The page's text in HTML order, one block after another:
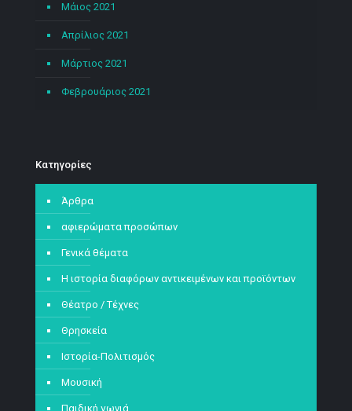
Μάιος 2021
Απρίλιος 2021
Μάρτιος 2021
Φεβρουάριος 2021
Kατηγορίες
Άρθρα
αφιερώματα προσώπων
Γενικά θέματα
Η ιστορία διαφόρων αντικειμένων και προϊόντων
Θέατρο / Τέχνες
Θρησκεία
Ιστορία-Πολιτισμός
Μουσική
Παιδική γωνιά